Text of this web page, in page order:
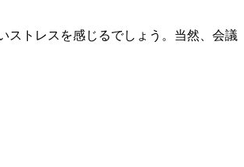
ストレスを感じるでしょう。当然、会議